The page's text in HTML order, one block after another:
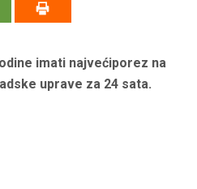
imati najvećiporez na
uprave za 24 sata.